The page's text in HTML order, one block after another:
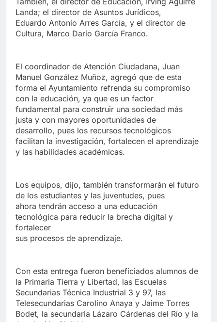
Landa; el director de Asuntos Jurídicos,
Eduardo Antonio Arres García, y el director de
Cultura, Marco Darío García Franco.
El coordinador de Atención Ciudadana, Juan
Manuel González Muñoz, agregó que de esta
forma el Ayuntamiento refrenda su compromiso
con la educación, ya que es un factor
fundamental para construir una sociedad más
justa y con mayores oportunidades de
desarrollo, pues los recursos tecnológicos
facilitan la investigación, fortalecen el aprendizaje
y las habilidades académicas.
Los equipos, dijo, también transformarán el futuro
de los estudiantes y las juventudes, pues
ahora tendrán acceso a una educación
tecnológica para reducir la brecha digital y
fortalecer
sus procesos de aprendizaje.
Con esta entrega fueron beneficiados alumnos de
la Primaria Tierra y Libertad, las Escuelas
Secundarias Técnica Industrial 3 y 97, las
Telesecundarias Carolino Anaya y Jaime Torres
Bodet, la secundaria Lázaro Cárdenas del Río y la